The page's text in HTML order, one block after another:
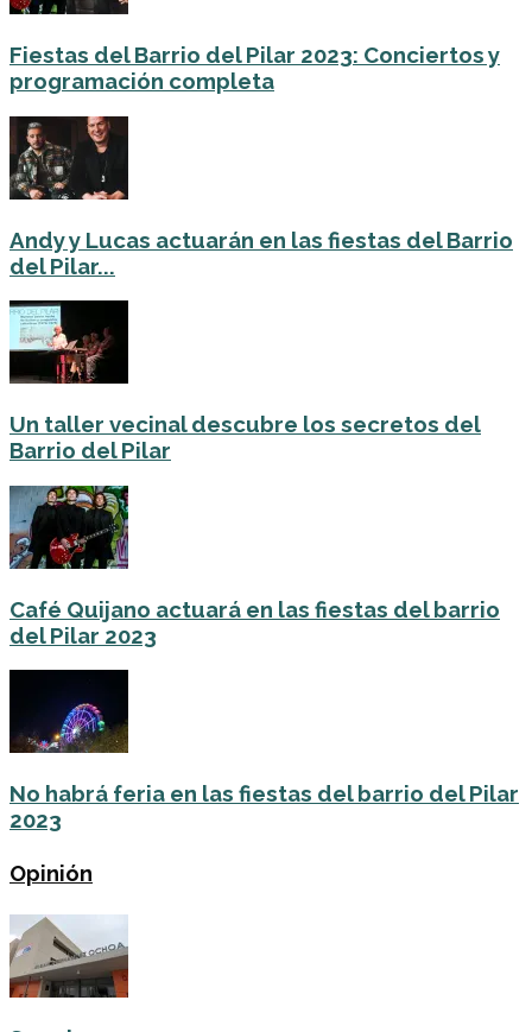
Fiestas del Barrio del Pilar 2023: Conciertos y
programación completa
Andy y Lucas actuarán en las fiestas del Barrio
del Pilar...
Un taller vecinal descubre los secretos del
Barrio del Pilar
Café Quijano actuará en las fiestas del barrio
del Pilar 2023
No habrá feria en las fiestas del barrio del Pilar
2023
Opinión